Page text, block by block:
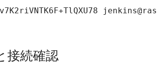
jenkins@ras
接続確認